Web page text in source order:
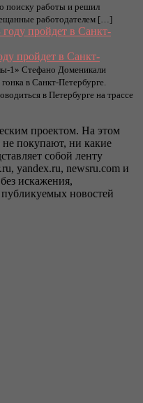
поиску работы и решил
работодателем […]
пройдет в Санкт-
1» Стефано Доменикали
в Санкт-Петербурге.
в Петербурге на трассе
проектом. На этом
не покупают, ни какие
собой ленту
yandex.ru, newsru.com и
искажения,
публикуемых новостей